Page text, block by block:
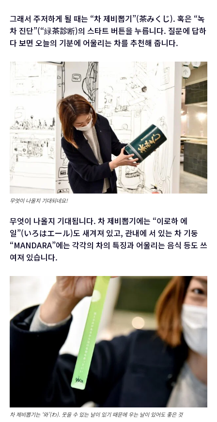
그래서 주저하게 될 때는 “차 제비뽑기”(茶みくじ). 혹은 “녹
차 진단”(“緑茶診断)의 스타트 버튼을 누릅니다. 질문에 답하
다 보면 오늘의 기분에 어울리는 차를 추천해 줍니다.
무엇이 나올지 기대되네요!
무엇이 나올지 기대됩니다. 차 제비뽑기에는 “이로하 에
일”(いろはエール)도 새겨져 있고, 관내에 서 있는 차 기둥
“MANDARA”에는 각각의 차의 특징과 어울리는 음식 등도 쓰
여져 있습니다.
차 제비뽑기는 ‘와’(わ). 웃을 수 있는 날이 있기 때문에 우는 날이 있어도 좋은 것